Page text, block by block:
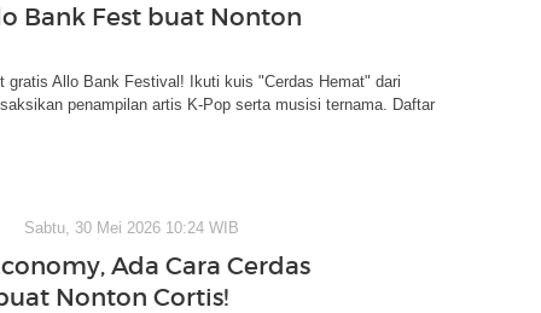
Bank Fest buat Nonton
gratis Allo Bank Festival! Ikuti kuis "Cerdas Hemat" dari
penampilan artis K-Pop serta musisi ternama. Daftar
Sabtu, 30 Mei 2026 10:24 WIB
Ada Cara Cerdas
Nonton Cortis!